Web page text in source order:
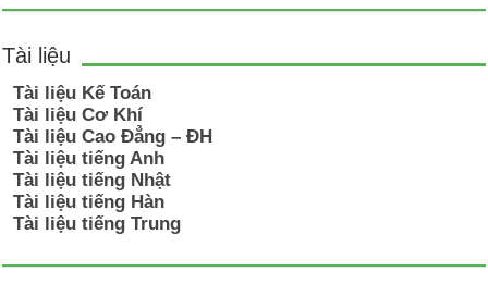
Tài liệu
Tài liệu Kế Toán
Tài liệu Cơ Khí
Tài liệu Cao Đẳng – ĐH
Tài liệu tiếng Anh
Tài liệu tiếng Nhật
Tài liệu tiếng Hàn
Tài liệu tiếng Trung